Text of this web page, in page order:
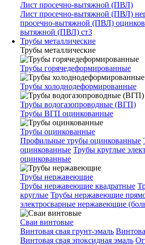
Лист просечно-вытяжной (ПВЛ)
Лист просечно-вытяжной (ПВЛ)
просечно-вытяжной (ПВЛ)
вытяжной (ПВЛ) ст3
Трубы металлические
Трубы металлические
Трубы горячедеформированные
Трубы холоднодеформированные
Трубы водогазопроводные (ВГП)
Трубы ВГП оцинкованные
Трубы оцинкованные
Профильные трубы оцинкованные
оцинкованные Трубы круглые
оцинкованные
Трубы нержавеющие
Трубы нержавеющие квадратные
круглые Трубы нержавеющие
электросварные нержавеющие
Сваи винтовые
Винтовая свая грунт-эмаль
Винтовая свая эпоксидная эмаль